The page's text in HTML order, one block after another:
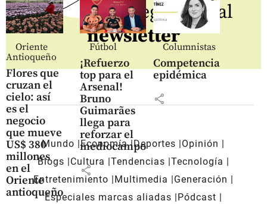
Oriente
Antioqueño
Flores que
cruzan el
cielo: así
es el
negocio
que mueve
US$ 380
millones
en el
Oriente
antioqueño
Fútbol
¡Refuerzo
top para el
Arsenal!
Bruno
Guimarães
llega para
reforzar el
mediocampo
share
Columnistas
Competencia
epidémica
share
Regístrate al
newsletter
Mundo Economía Deportes
Opinión
Blogs
Cultura Tendencias Tecnología
Entretenimiento
Multimedia
Generación
Especiales marcas aliadas
Pódcast